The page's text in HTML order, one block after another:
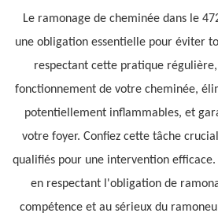
Le ramonage de cheminée dans le
une obligation essentielle pour éviter
respectant cette pratique régulière,
fonctionnement de votre cheminée,
potentiellement inflammables, et
votre foyer. Confiez cette tâche
qualifiés pour une intervention
en respectant l'obligation de
compétence et au sérieux du